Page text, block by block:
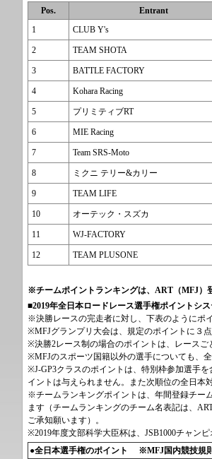
Pos. Entrant
1
CLUB Y's
2 TEAM SHOTA
3 BATTLE FACTORY
4 Kohara Racing
5 プリミティブRT
6 MIE Racing
7 Team SRS-Moto
8 ミクニ テリー&カリー
9 TEAM LIFE
10 オーテック・スズカ
11 WJ-FACTORY
12 TEAM PLUSONE
※チームポイントランキングは、ART（MFJ）
■2019年全日本ロードレース選手権ポイントシ
※決勝レースの完走者に対し、下表のようにポ
※MFJグランプリ大会は、規定のポイントに３点
※決勝2レース制の場合のポイントは、レースご
※MFJのスポーツ国籍以外の選手についても、
※J-GP3クラスのポイントは、特別枠参加選手
イントは与えられません。また次順位の全日本
※チームランキングポイントは、年間登録チー
ます（チームランキングのチーム名表記は、
ご承知願います）。
※2019年度文部科学大臣杯は、JSB1000チャンピ
●全日本選手権のポイント ※MFJ国内競技規